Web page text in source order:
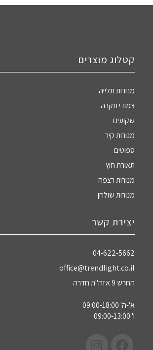
קטלוג מוצרים
מנורות תלייה
צמודי תקרה
שקועים
מנורות קיר
ספוטים
תאורת חוץ
מנורות רצפה
מנורות שולחן
יצירת קשר
04-622-5662‏
office@trendlight.co.il
החרש 9 אזה"ת חדרה
א'-ה' 09:00-18:00
ו' 09:00-13:00